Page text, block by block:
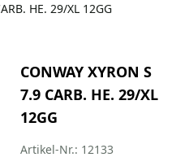
HE. 29/XL 12GG
CONWAY XYRON S
7.9 CARB. HE. 29/XL
12GG
Artikel-Nr.: 12133